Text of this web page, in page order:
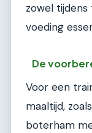
zowel tijdens
voeding
De
Voor een
maaltijd,
boterham